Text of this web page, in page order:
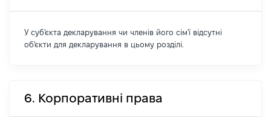
У суб'єкта декларування чи членів його сім'ї відсутні
об'єкти для декларування в цьому розділі.
6. Корпоративні права